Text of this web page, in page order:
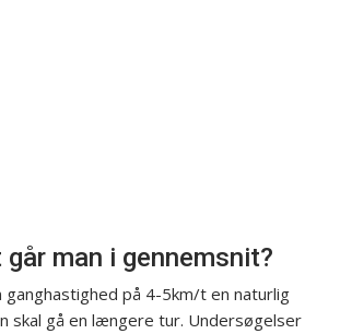
man i gennemsnit?
på 4-5km/t en naturlig
skal gå en længere tur. Undersøgelser